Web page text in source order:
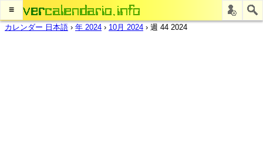
≡
カレンダー 日本語 › 年 2024 › 10月 2024 › 週 44 2024